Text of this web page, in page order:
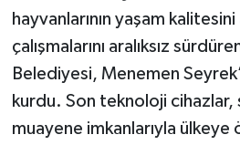
hayvanlarının yaşam
çalışmalarını aralıksız
Belediyesi, Menemen
kurdu. Son teknoloji
muayene imkanlarıyla ülkeye